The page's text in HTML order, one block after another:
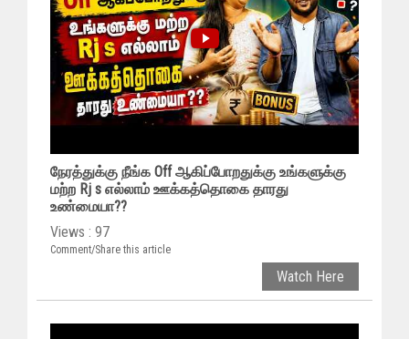
நேரத்துக்கு நீங்க Off ஆகிப்போறதுக்கு உங்களுக்கு
மற்ற Rj s எல்லாம் ஊக்கத்தொகை தாரது
உண்மையா??
Views : 97
Comment/Share this article
Watch Here